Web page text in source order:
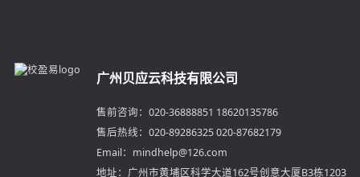
广州贝应云科技有限公司
售前咨询：020-36888851 18620135786
售后热线：020-89286325 020-87682179
Email：mindhelp@126.com
地址：广州市黄埔区科学大道162号创意大厦B3栋1203